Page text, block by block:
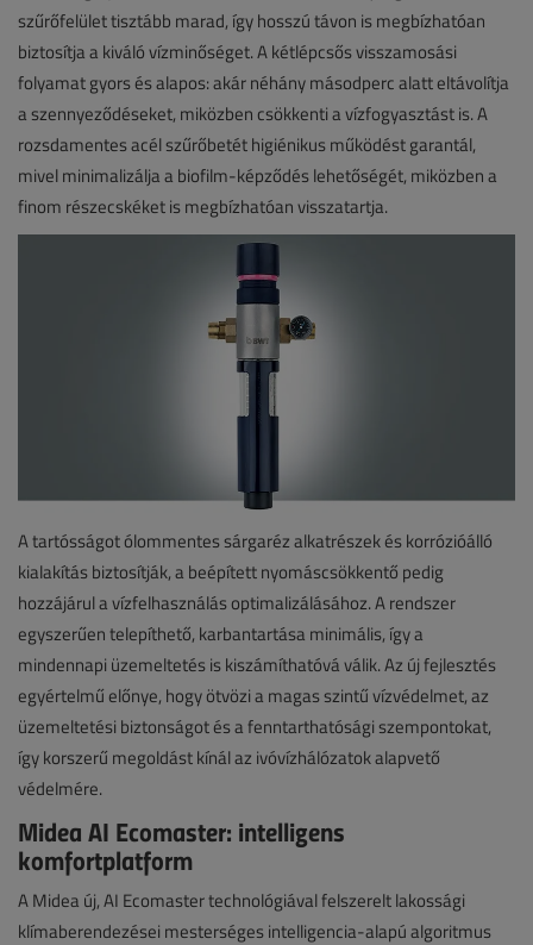
szűrőfelület tisztább marad, így hosszú távon is megbízhatóan
biztosítja a kiváló vízminőséget. A kétlépcsős visszamosási
folyamat gyors és alapos: akár néhány másodperc alatt eltávolítja
a szennyeződéseket, miközben csökkenti a vízfogyasztást is. A
rozsdamentes acél szűrőbetét higiénikus működést garantál,
mivel minimalizálja a biofilm-képződés lehetőségét, miközben a
finom részecskéket is megbízhatóan visszatartja.
A tartósságot ólommentes sárgaréz alkatrészek és korrózióálló
kialakítás biztosítják, a beépített nyomáscsökkentő pedig
hozzájárul a vízfelhasználás optimalizálásához. A rendszer
egyszerűen telepíthető, karbantartása minimális, így a
mindennapi üzemeltetés is kiszámíthatóvá válik. Az új fejlesztés
egyértelmű előnye, hogy ötvözi a magas szintű vízvédelmet, az
üzemeltetési biztonságot és a fenntarthatósági szempontokat,
így korszerű megoldást kínál az ivóvízhálózatok alapvető
védelmére.
Midea AI Ecomaster: intelligens
komfortplatform
A Midea új, AI Ecomaster technológiával felszerelt lakossági
klímaberendezései mesterséges intelligencia-alapú algoritmus